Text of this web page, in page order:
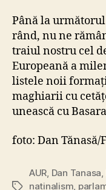
Până la
rând, nu ne
traiul nostru cel
Europeană a
listele noii
maghiarii cu
unească cu
foto: Dan Tănasă/
Tags
AUR, Dan Tanasa,
natinalism,